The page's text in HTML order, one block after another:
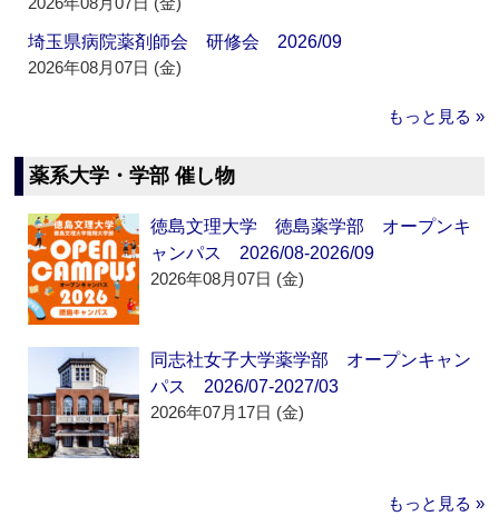
埼玉県病院薬剤師会 研修会 2026/09
2026年08月07日 (金)
もっと見る »
薬系大学・学部 催し物
徳島文理大学 徳島薬学部 オープンキ
ャンパス 2026/08-2026/09
2026年08月07日 (金)
同志社女子大学薬学部 オープンキャン
パス 2026/07-2027/03
2026年07月17日 (金)
もっと見る »